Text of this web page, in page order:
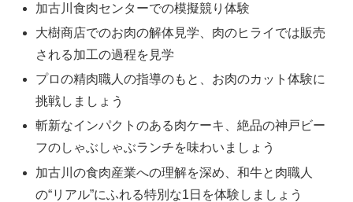
加古川食肉センターでの模擬競り体験
大樹商店でのお肉の解体見学、肉のヒライでは販売
される加工の過程を見学
プロの精肉職人の指導のもと、お肉のカット体験に
挑戦しましょう
斬新なインパクトのある肉ケーキ、絶品の神戸ビー
フのしゃぶしゃぶランチを味わいましょう
加古川の食肉産業への理解を深め、和牛と肉職人
の“リアル”にふれる特別な1日を体験しましょう